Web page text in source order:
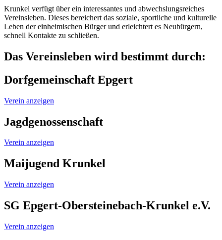
Krunkel verfügt über ein interessantes und abwechslungsreiches
Vereinsleben. Dieses bereichert das soziale, sportliche und kulturelle
Leben der einheimischen Bürger und erleichtert es Neubürgern,
schnell Kontakte zu schließen.
Das Vereinsleben wird bestimmt durch:
Dorfgemeinschaft Epgert
Verein anzeigen
Jagdgenossenschaft
Verein anzeigen
Maijugend Krunkel
Verein anzeigen
SG Epgert-Obersteinebach-Krunkel e.V.
Verein anzeigen